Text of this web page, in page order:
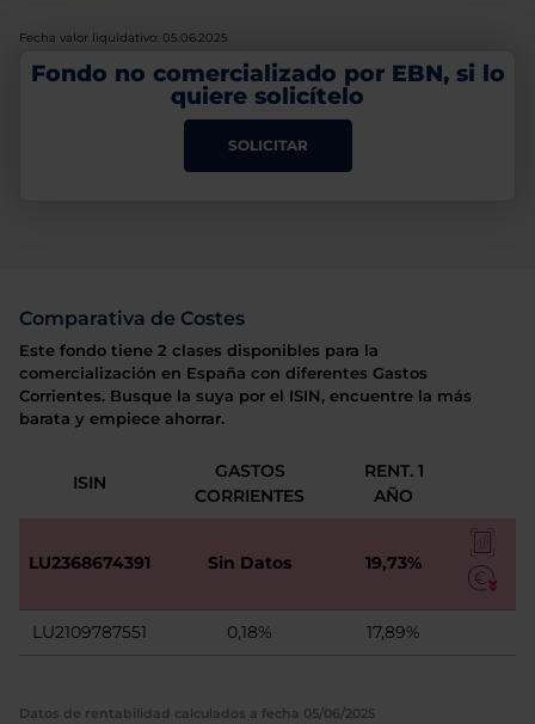
Fecha valor liquidativo: 05.06.2025
Fondo no comercializado por EBN, si lo
quiere solicítelo
SOLICITAR
Comparativa de Costes
Este fondo tiene 2 clases disponibles para la
comercialización en España con diferentes Gastos
Corrientes. Busque la suya por el ISIN, encuentre la más
barata y empiece ahorrar.
ISIN
GASTOS
CORRIENTES
RENT. 1
AÑO
LU2368674391 Sin Datos 19,73%
LU2109787551 0,18% 17,89%
Datos de rentabilidad calculados a fecha 05/06/2025